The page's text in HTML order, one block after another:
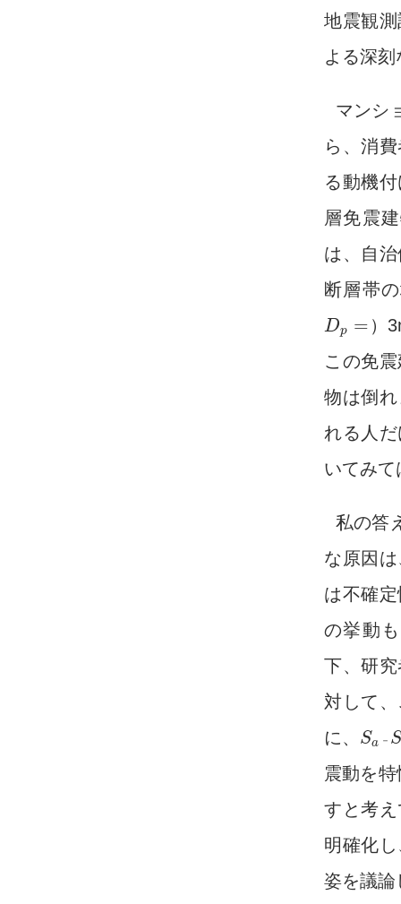
地震観
よる深
マンシ
ら、消
る動機
層免震
は、自
断層帯
Dp =
Dp=
）
この免
物は倒
れる人
いてみ
私の答
な原因
は不確
の挙動
下、研
対して
に、 Sa － S
Sa－Sd
震動を
すと考
明確化
姿を議論